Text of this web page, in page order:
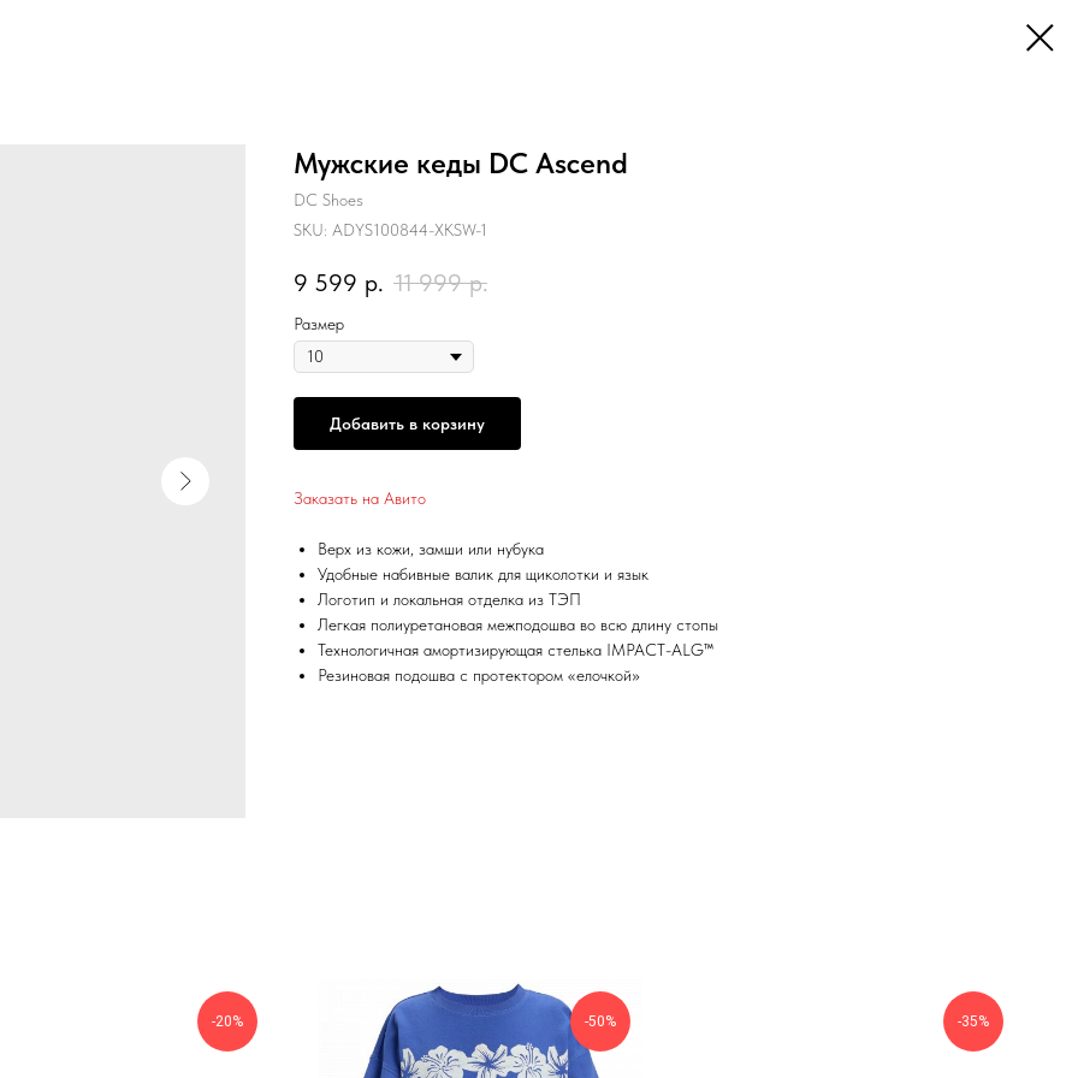
Мужские кеды DC Ascend
DC Shoes
SKU: ADYS100844-XKSW-1
9 599 р. 11 999 р.
Размер
Добавить в корзину
Заказать на Авито
Верх из кожи, замши или нубука
Удобные набивные валик для щиколотки и язык
Логотип и локальная отделка из ТЭП
Легкая полиуретановая межподошва во всю длину стопы
Технологичная амортизирующая стелька IMPACT-ALG™
Резиновая подошва с протектором «елочкой»
-20% -50% -35%